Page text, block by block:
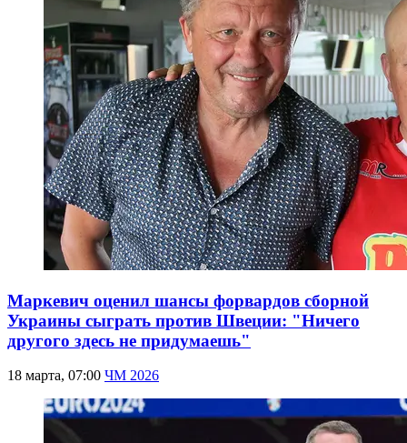
Маркевич оценил шансы форвардов сборной
Украины сыграть против Швеции: "Ничего
другого здесь не придумаешь"
18 марта, 07:00 ЧМ 2026